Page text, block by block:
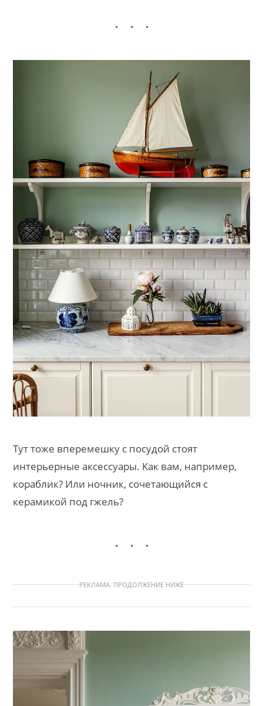
Тут тоже вперемешку с посудой стоят
интерьерные аксессуары. Как вам, например,
кораблик? Или ночник, сочетающийся с
керамикой под гжель?
РЕКЛАМА. ПРОДОЛЖЕНИЕ НИЖЕ